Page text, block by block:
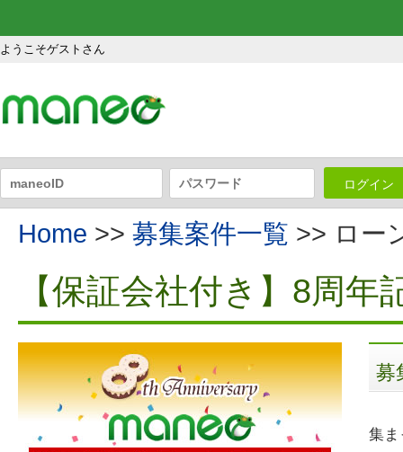
ようこそゲストさん
ログイン
Home >> 募集案件一覧 >> ロー
【保証会社付き】8周
募
集ま